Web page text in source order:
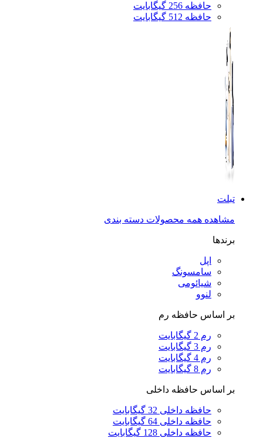
حافظه 256 گیگابایت
حافظه 512 گیگابایت
تبلت
مشاهده همه محصولات دسته بندی
برندها
اپل
سامسونگ
شیائومی
لنوو
بر اساس حافظه رم
رم 2 گیگابایت
رم 3 گیگابایت
رم 4 گیگابایت
رم 8 گیگابایت
بر اساس حافظه داخلی
حافظه داخلی 32 گیگابایت
حافظه داخلی 64 گیگابایت
حافظه داخلی 128 گیگابایت